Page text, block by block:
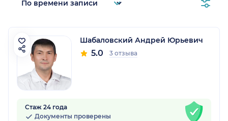
Шабаловский Андрей Юрьевич
5.0 3 отзыва
Стаж 24 года
Документы проверены